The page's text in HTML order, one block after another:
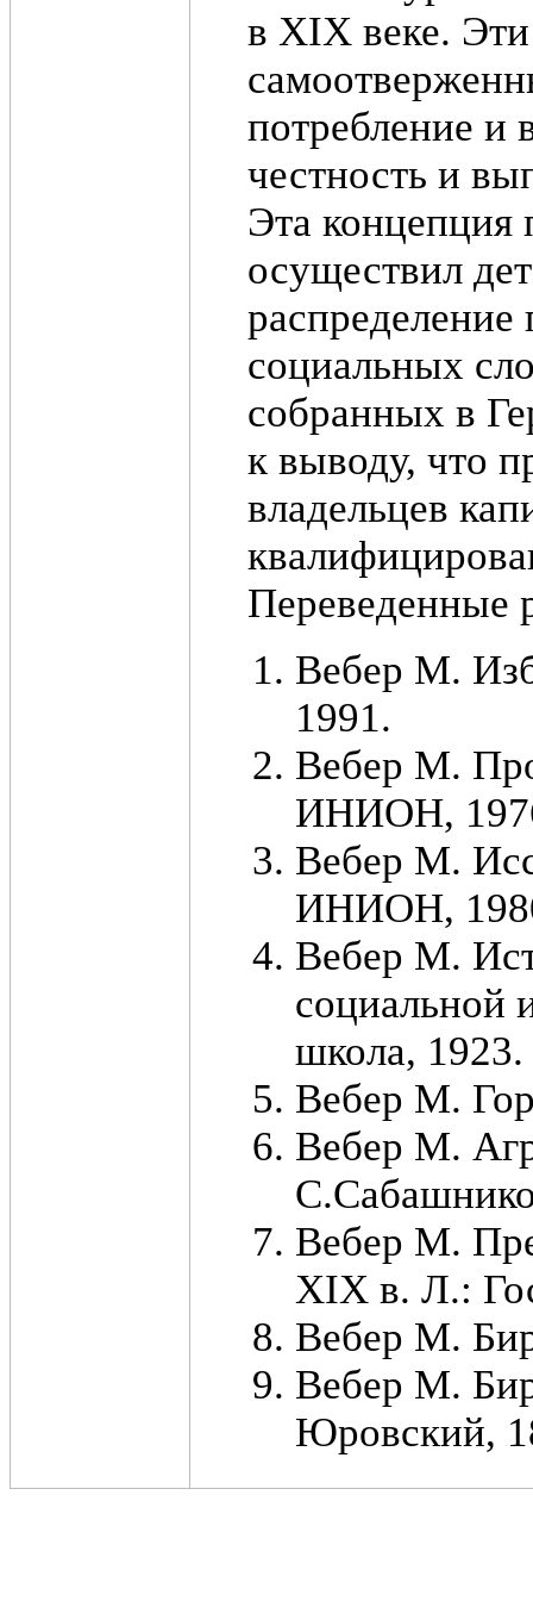
в XIX веке.
потребление и
честность и
Эта концепция
осуществил
распределение
социальных
собранных в
к выводу, что
владельцев
Переведенные
Вебер М.
1991.
Вебер М.
ИНИОН,
Вебер М.
ИНИОН,
Вебер М.
социальной
школа, 1923.
Вебер М.
Вебер М.
Вебер М.
XIX в. Л.:
Вебер М.
Вебер М.
Юровский,